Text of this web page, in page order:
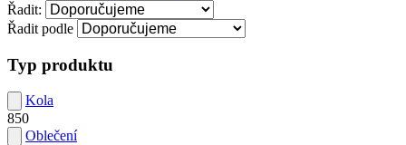
Řadit:
Řadit podle
Typ produktu
Kola
850
Oblečení